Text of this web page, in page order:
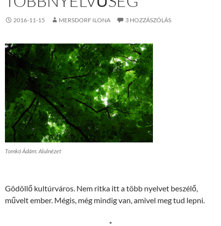
2016-11-15 MERSDORF ILONA 3 HOZZÁSZÓLÁS
Tomkó Ádám: Alulnézet
Gödöllő kultúrváros. Nem ritka itt a több nyelvet beszélő,
művelt ember. Mégis, még mindig van, amivel meg tud lepni.
*